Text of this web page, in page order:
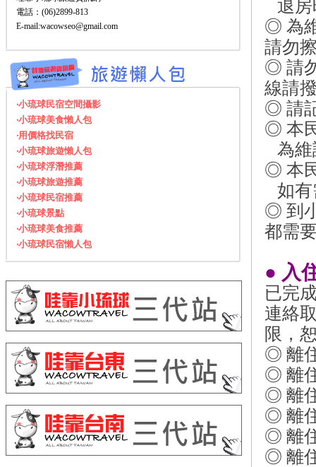
電話：(06)2899-813
E-mail:wacowseo@gmail.com
‧小琉球民宿空間攝影
‧小琉球美食懶人包
‧用價格找民宿
‧小琉球旅遊懶人包
‧小琉球浮潛推薦
‧小琉球旅遊推薦
‧小琉球民宿推薦
‧小琉球景點
‧小琉球美食推薦
‧小琉球民宿懶人包
退房
◎ 為
請勿
◎ 請
線請
◎ 請
◎ 本
為維
◎ 本
如有
◎ 到
都需
● 入
已完
連絡
限，
◎ 離
◎ 離
◎ 離
◎ 離
◎ 離
◎ 離